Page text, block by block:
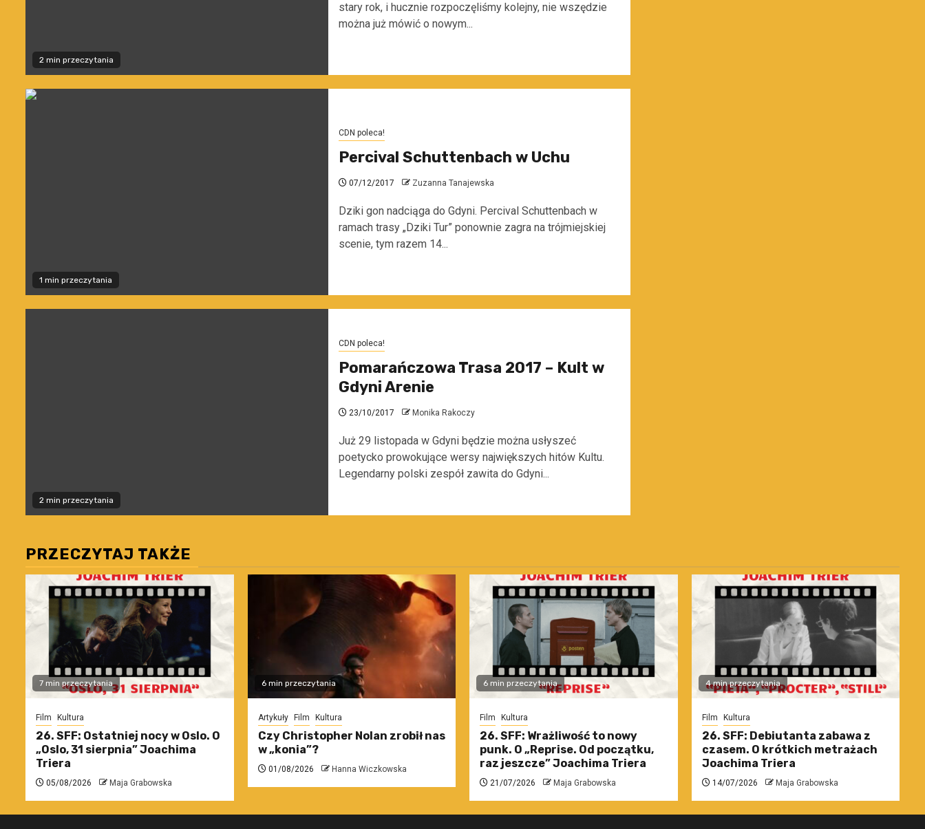
2 min przeczytania
stary rok, i hucznie rozpoczęliśmy kolejny, nie wszędzie
można już mówić o nowym...
1 min przeczytania
CDN poleca!
Percival Schuttenbach w Uchu
07/12/2017 Zuzanna Tanajewska
Dziki gon nadciąga do Gdyni. Percival Schuttenbach w
ramach trasy „Dziki Tur” ponownie zagra na trójmiejskiej
scenie, tym razem 14...
2 min przeczytania
CDN poleca!
Pomarańczowa Trasa 2017 – Kult w
Gdyni Arenie
23/10/2017 Monika Rakoczy
Już 29 listopada w Gdyni będzie można usłyszeć
poetycko prowokujące wersy największych hitów Kultu.
Legendarny polski zespół zawita do Gdyni...
PRZECZYTAJ TAKŻE
7 min przeczytania
Film Kultura
26. SFF: Ostatniej nocy w Oslo. O
„Oslo, 31 sierpnia” Joachima
Triera
05/08/2026 Maja Grabowska
6 min przeczytania
Artykuły Film Kultura
Czy Christopher Nolan zrobił nas
w „konia”?
01/08/2026 Hanna Wiczkowska
6 min przeczytania
Film Kultura
26. SFF: Wrażliwość to nowy
punk. O „Reprise. Od początku,
raz jeszcze” Joachima Triera
21/07/2026 Maja Grabowska
4 min przeczytania
Film Kultura
26. SFF: Debiutanta zabawa z
czasem. O krótkich metrażach
Joachima Triera
14/07/2026 Maja Grabowska